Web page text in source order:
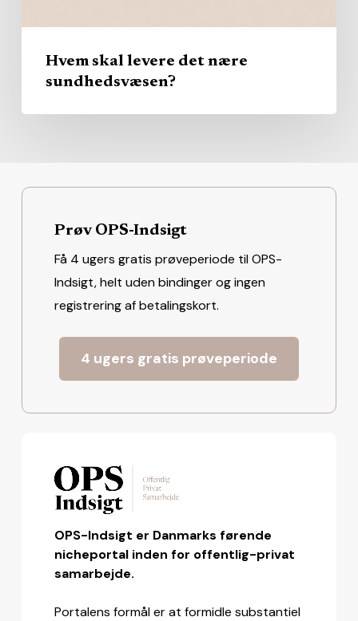
Hvem skal levere det nære
sundhedsvæsen?
Prøv OPS-Indsigt
Få 4 ugers gratis prøveperiode til OPS-
Indsigt, helt uden bindinger og ingen
registrering af betalingskort.
4 ugers gratis prøveperiode
OPS-Indsigt er Danmarks førende
nicheportal inden for offentlig-privat
samarbejde.
Portalens formål er at formidle substantiel